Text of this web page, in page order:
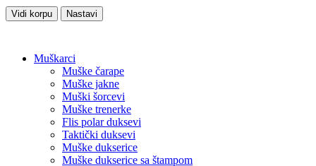
Vidi korpu Nastavi
Muškarci
Muške čarape
Muške jakne
Muški šorcevi
Muške trenerke
Flis polar duksevi
Taktički duksevi
Muške dukserice
Muške dukserice sa štampom